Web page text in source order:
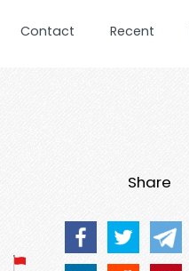
Contact Recent
Share